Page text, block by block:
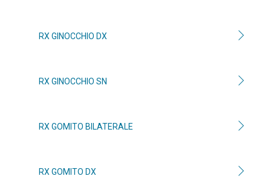
RX GINOCCHIO DX
RX GINOCCHIO SN
RX GOMITO BILATERALE
RX GOMITO DX